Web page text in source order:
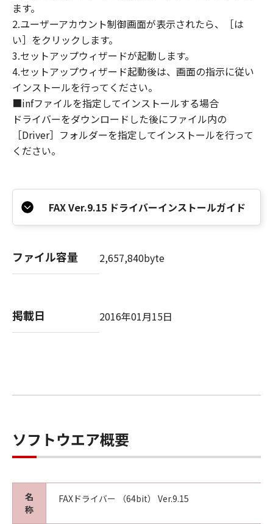
以 上
キヤノン株式会社
No.022914
ます。
2.ユーザーアカウント制御画面が表示されたら、［は
い］をクリックします。
3.セットアップウィザードが起動します。
4.セットアップウィザード起動後は、画面の指示に従い
インストールを行ってください。
■infファイルを指定してインストールする場合
ドライバーをダウンロードした後にファイル内の
［Driver］フォルダーを指定してインストールを行って
ください。
FAX Ver.9.15 ドライバーインストールガイド
ファイル容量 2,657,840byte
掲載日 2016年01月15日
ソフトウエア概要
名
称
FAXドライバー （64bit） Ver.9.15